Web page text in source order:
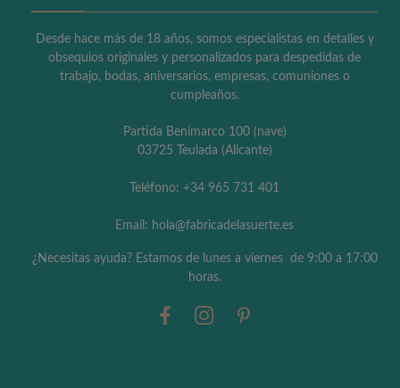
Desde hace más de 18 años, somos especialistas en detalles y
obsequios originales y personalizados para despedidas de
trabajo, bodas, aniversarios, empresas, comuniones o
cumpleaños.
Partida Benimarco 100 (nave)
03725 Teulada (Alicante)
Teléfono: +34 965 731 401
Email: hola@fabricadelasuerte.es
¿Necesitas ayuda? Estamos de lunes a viernes de 9:00 a 17:00
horas.